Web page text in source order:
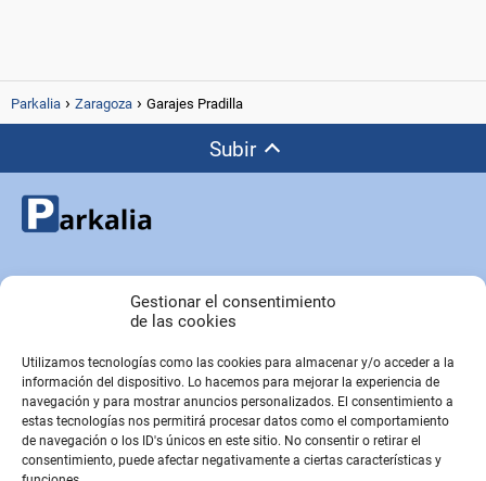
Gestionar el consentimiento
de las cookies
Utilizamos tecnologías como las cookies para almacenar y/o acceder a la
información del dispositivo. Lo hacemos para mejorar la experiencia de
navegación y para mostrar anuncios personalizados. El consentimiento a
estas tecnologías nos permitirá procesar datos como el comportamiento
de navegación o los ID's únicos en este sitio. No consentir o retirar el
consentimiento, puede afectar negativamente a ciertas características y
Parkalia Zaragoza Garajes Pradilla
Subir
Copyright © Parkalia.es
PÁGINAS EMPRESA
Contacto
Sobre Nosotros
Sitemap